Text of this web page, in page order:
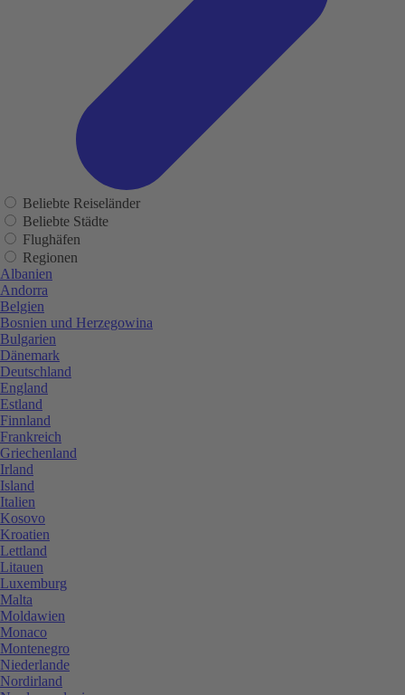
Beliebte Reiseländer
Beliebte Städte
Flughäfen
Regionen
Albanien
Andorra
Belgien
Bosnien und Herzegowina
Bulgarien
Dänemark
Deutschland
England
Estland
Finnland
Frankreich
Griechenland
Irland
Island
Italien
Kosovo
Kroatien
Lettland
Litauen
Luxemburg
Malta
Moldawien
Monaco
Montenegro
Niederlande
Nordirland